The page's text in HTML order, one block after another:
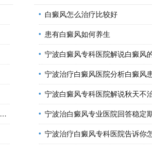
白癜风怎么治疗比较好
患有白癜风如何养生
宁波白癜风专科医院解说白癜风的医治
宁波治疗白癜风医院分析白癜风患者
宁波白癜风专科医院解说秋天不治疗白
宁波治白癜风专业医院回答稳定期的白癜风
宁波治疗白癜风专科医院告诉你怎么辅